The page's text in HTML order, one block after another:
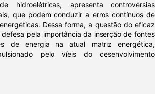
apresenta controvérsias
que podem conduzir a erros contínuos de
Dessa forma, a questão do eficaz
pela importância da inserção de fontes
de energia na atual matriz energética,
pelo víeis do desenvolvimento